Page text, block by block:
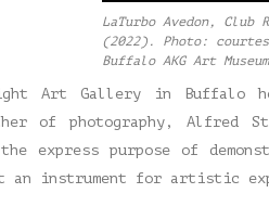
LaTurbo Avedon, Club
(2022). Photo:
Buffalo AKG Art Museum
Art Gallery in Buffalo
of photography, Alfred
express purpose of
instrument for artistic